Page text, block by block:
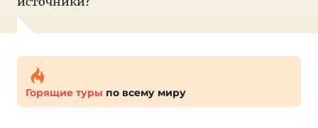
Горящие туры по всему миру